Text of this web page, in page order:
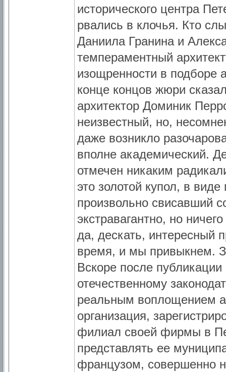
исторического центра
рвались в клочья. Кто
Даниила Гранина и
темпераментный
изощренности в подборе
конце концов жюри
архитектор Доминик
неизвестный, но,
даже возникло
вполне академический.
отмечен никаким
это золотой купол, в
произвольно свисавший
экстравагантно, но
да, дескать, интересный
время, и мы привыкнем.
Вскоре после публикации
отечественному
реальным воплощением
организация,
филиал своей фирмы в
представлять ее
французом, совершенно